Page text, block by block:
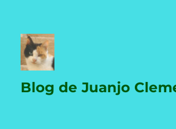
Blog de Juanjo